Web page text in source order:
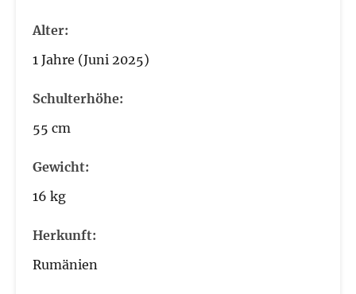
Alter:
1 Jahre (Juni 2025)
Schulterhöhe:
55 cm
Gewicht:
16 kg
Herkunft:
Rumänien